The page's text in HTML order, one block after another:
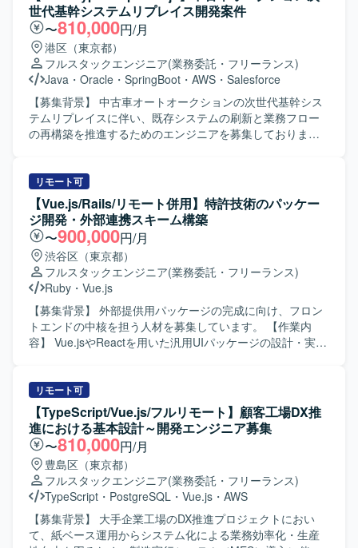
た機能開発を実施します。 ・サービス仕様の設計および検
討を行い、要件の明確化から設計・実装・テストまで一貫
して対応します。 ・インシデントや障害発生時の監視、原
因調査および改善策の検討・実施を行います。 ・AIエージ
ェントを前提とした開発フローの実践・改善を行い、チー
ムへの浸透を図ります。 ・PO・エンジニア・QAからなる
開発チームと協働し、週次で成果物を確認しながら開発を
推進します。 ・所属チーム担当領域における他部署との連
携や技術的リードを担います。 【求める人物像】 SaaSプ
います。特定言語の専門家にとどまらず、AIを活用しなが
ら新しい技術スタックでも素早く立ち上げができる柔軟な
思考をお持ちの方を求めています。フロントエンド技術に
精通しつつ、AI駆動開発のプラクティスを実務の中で磨い
ていきたい方にマッチします。 【ポジションの魅力】 AIを
前提とした新規プロダクトを立ち上げ初期から手がけられ
る環境で、AI駆動開発を組織の中核能力として構築してい
くフェーズに参画いただけます。Claude Code Max 20x プ
ランなどの先進的なAIツールを活用しながら、フロントエ
ンドを中心にバックエンドまで横断した技術選定やアーキ
テクチャ設計に関わることができます。AIエージェントを
境】 ・フロントエンド：Vue3 / TypeScript ・サーバサイ
ド：Kotlin ・インフラ：AWS ・AI関連：AIエージェント、
AIコーディング支援ツール（Claude Code Max 20x プラン
等） ・開発プロセス：アジャイル／スクラムをベースとし
たチーム開発
世代基幹システムリプレイス開発案件
〜810,000円/月
港区（東京都）
フルスタックエンジニア(業務委託・フリーランス)
Java ・ Oracle ・ SpringBoot ・ AWS ・ Salesforce
【募集背景】 中古車オートオークションの次世代基幹シス
テムリプレイスに伴い、既存システムの刷新と業務フロー
の再構築を推進するためのエンジニアを募集しておりま
Vue.js（v3）およびTypeScriptを用いた操作性の高いSPAフ
ロントエンドの設計・実装、Java（Spring Boot）による堅
牢なバックエンドの設計・開発を行っていただきます。
AI（プロンプト）を活用したソースコードおよびテストコ
ードの自動生成と実装を行い、オンプレミスOracleと
AWS（ECS）を組み合わせたハイブリッド環境で開発を進
めていただきます。 【求める人物像】 AI駆動開発に対して
積極的かつ柔軟に取り組み、新しい技術や開発手法の活用
に前向きな方を求めております。チームメンバーと円滑に
コミュニケーションを取りながら、大規模プロジェクトで
主体的に動ける方が望ましいです。 【ポジションの魅力】
スタックを実務で経験できる案件です。UI/UXにこだわった
SPA開発から堅牢なバックエンド構築まで幅広く携わること
で、フロントエンド・バックエンド双方のスキルを高めて
いただけます。 【開発環境】 フロントエンドは
Vue.js（v3）およびTypeScript、バックエンドは
Java（Spring Boot）を利用した構成となっております。イ
ンフラはオンプレミスOracleとAWS（ECS）を組み合わせ
たハイブリッド環境で、AIを活用したコードおよびテスト
自動生成ツールを用いた開発を行っております。
リモート可
【Vue.js/Rails/リモート併用】特許技術のパッケー
ジ開発・外部連携スキーム構築
〜900,000円/月
渋谷区（東京都）
フルスタックエンジニア(業務委託・フリーランス)
Ruby ・ Vue.js
【募集背景】 外部提供用パッケージの完成に向け、フロン
トエンドの中核を担う人材を募集しています。 【作業内
容】 Vue.jsやReactを用いた汎用UIパッケージの設計・実装
ブラウザなど多様な動作環境で安定稼働するフロントエン
ドを構築します。 【求める人物像】 フロントエンド開発を
起点に、システム全体の仕組みづくりに主体的に取り組め
る方を求めています。 【ポジションの魅力】 大手ポイント
発行企業へ自社開発の特許エンジンをパッケージ提供する
経験を積めます。画面開発にとどまらず、スキーマ設計や
バックエンド実装まで一貫して携われます。 【開発環境】
Vue.js、React、Ruby on Railsを使用します。Claude
Code、GitHub Copilot、CodexなどのAIツールを活用した開
発環境です。
リモート可
【TypeScript/Vue.js/フルリモート】顧客工場DX推
進における基本設計～開発エンジニア募集
〜810,000円/月
豊島区（東京都）
フルスタックエンジニア(業務委託・フリーランス)
TypeScript ・ PostgreSQL ・ Vue.js ・ AWS
【募集背景】 大手企業工場のDX推進プロジェクトにおい
て、紙ベース運用からシステム化による業務効率化・生産